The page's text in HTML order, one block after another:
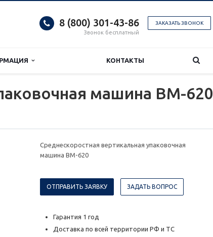
ЗАКАЗАТЬ ЗВОНОК
8 (800) 301-43-86
Звонок бесплатный
КОНТАКТЫ
машина BM-620
Среднескоростная вертикальная упаковочная
машина BM-620
ОТПРАВИТЬ ЗАЯВКУ ЗАДАТЬ ВОПРОС
Гарантия 1 год
Доставка по всей территории РФ и ТС